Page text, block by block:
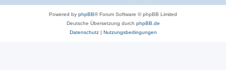
Powered by phpBB® Forum Software © phpBB Limited
Deutsche Übersetzung durch phpBB.de
Datenschutz| Nutzungsbedingungen